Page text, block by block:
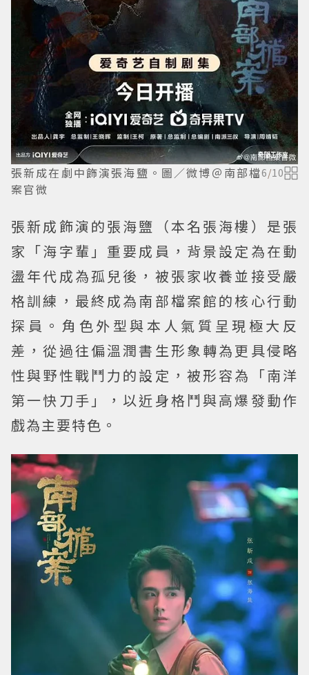
張新成在劇中飾演張海鹽。圖／微博＠南部檔
案官微
6/10
張新成飾演的張海鹽（本名張海樓）是張
家「海字輩」重要成員，背景設定為在動
盪年代成為孤兒後，被張家收養並接受嚴
格訓練，最終成為南部檔案館的核心行動
探員。角色外型與本人氣質呈現極大反
差，從過往偏溫潤書生形象轉為更具侵略
性與野性戰鬥力的設定，被形容為「南洋
第一快刀手」，以近身格鬥與高爆發動作
戲為主要特色。